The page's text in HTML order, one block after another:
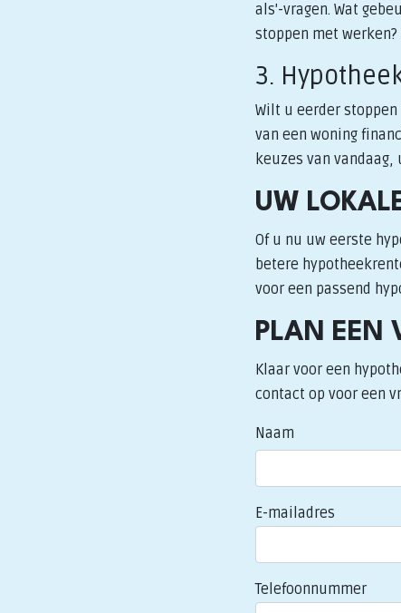
als'-vragen. Wat
stoppen met
3.
Wilt u eerder
van een woning
keuzes van vandaag,
UW
Of u nu uw eerste
betere
voor een passend
PLAN EEN
Klaar voor een
contact op voor een
Naam
E-mailadres
Telefoonnummer